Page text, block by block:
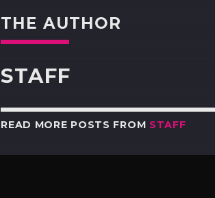
THE AUTHOR
STAFF
READ MORE POSTS FROM STAFF